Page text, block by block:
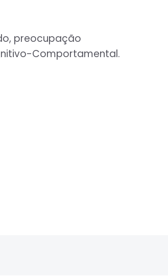
preocupação
Comportamental.